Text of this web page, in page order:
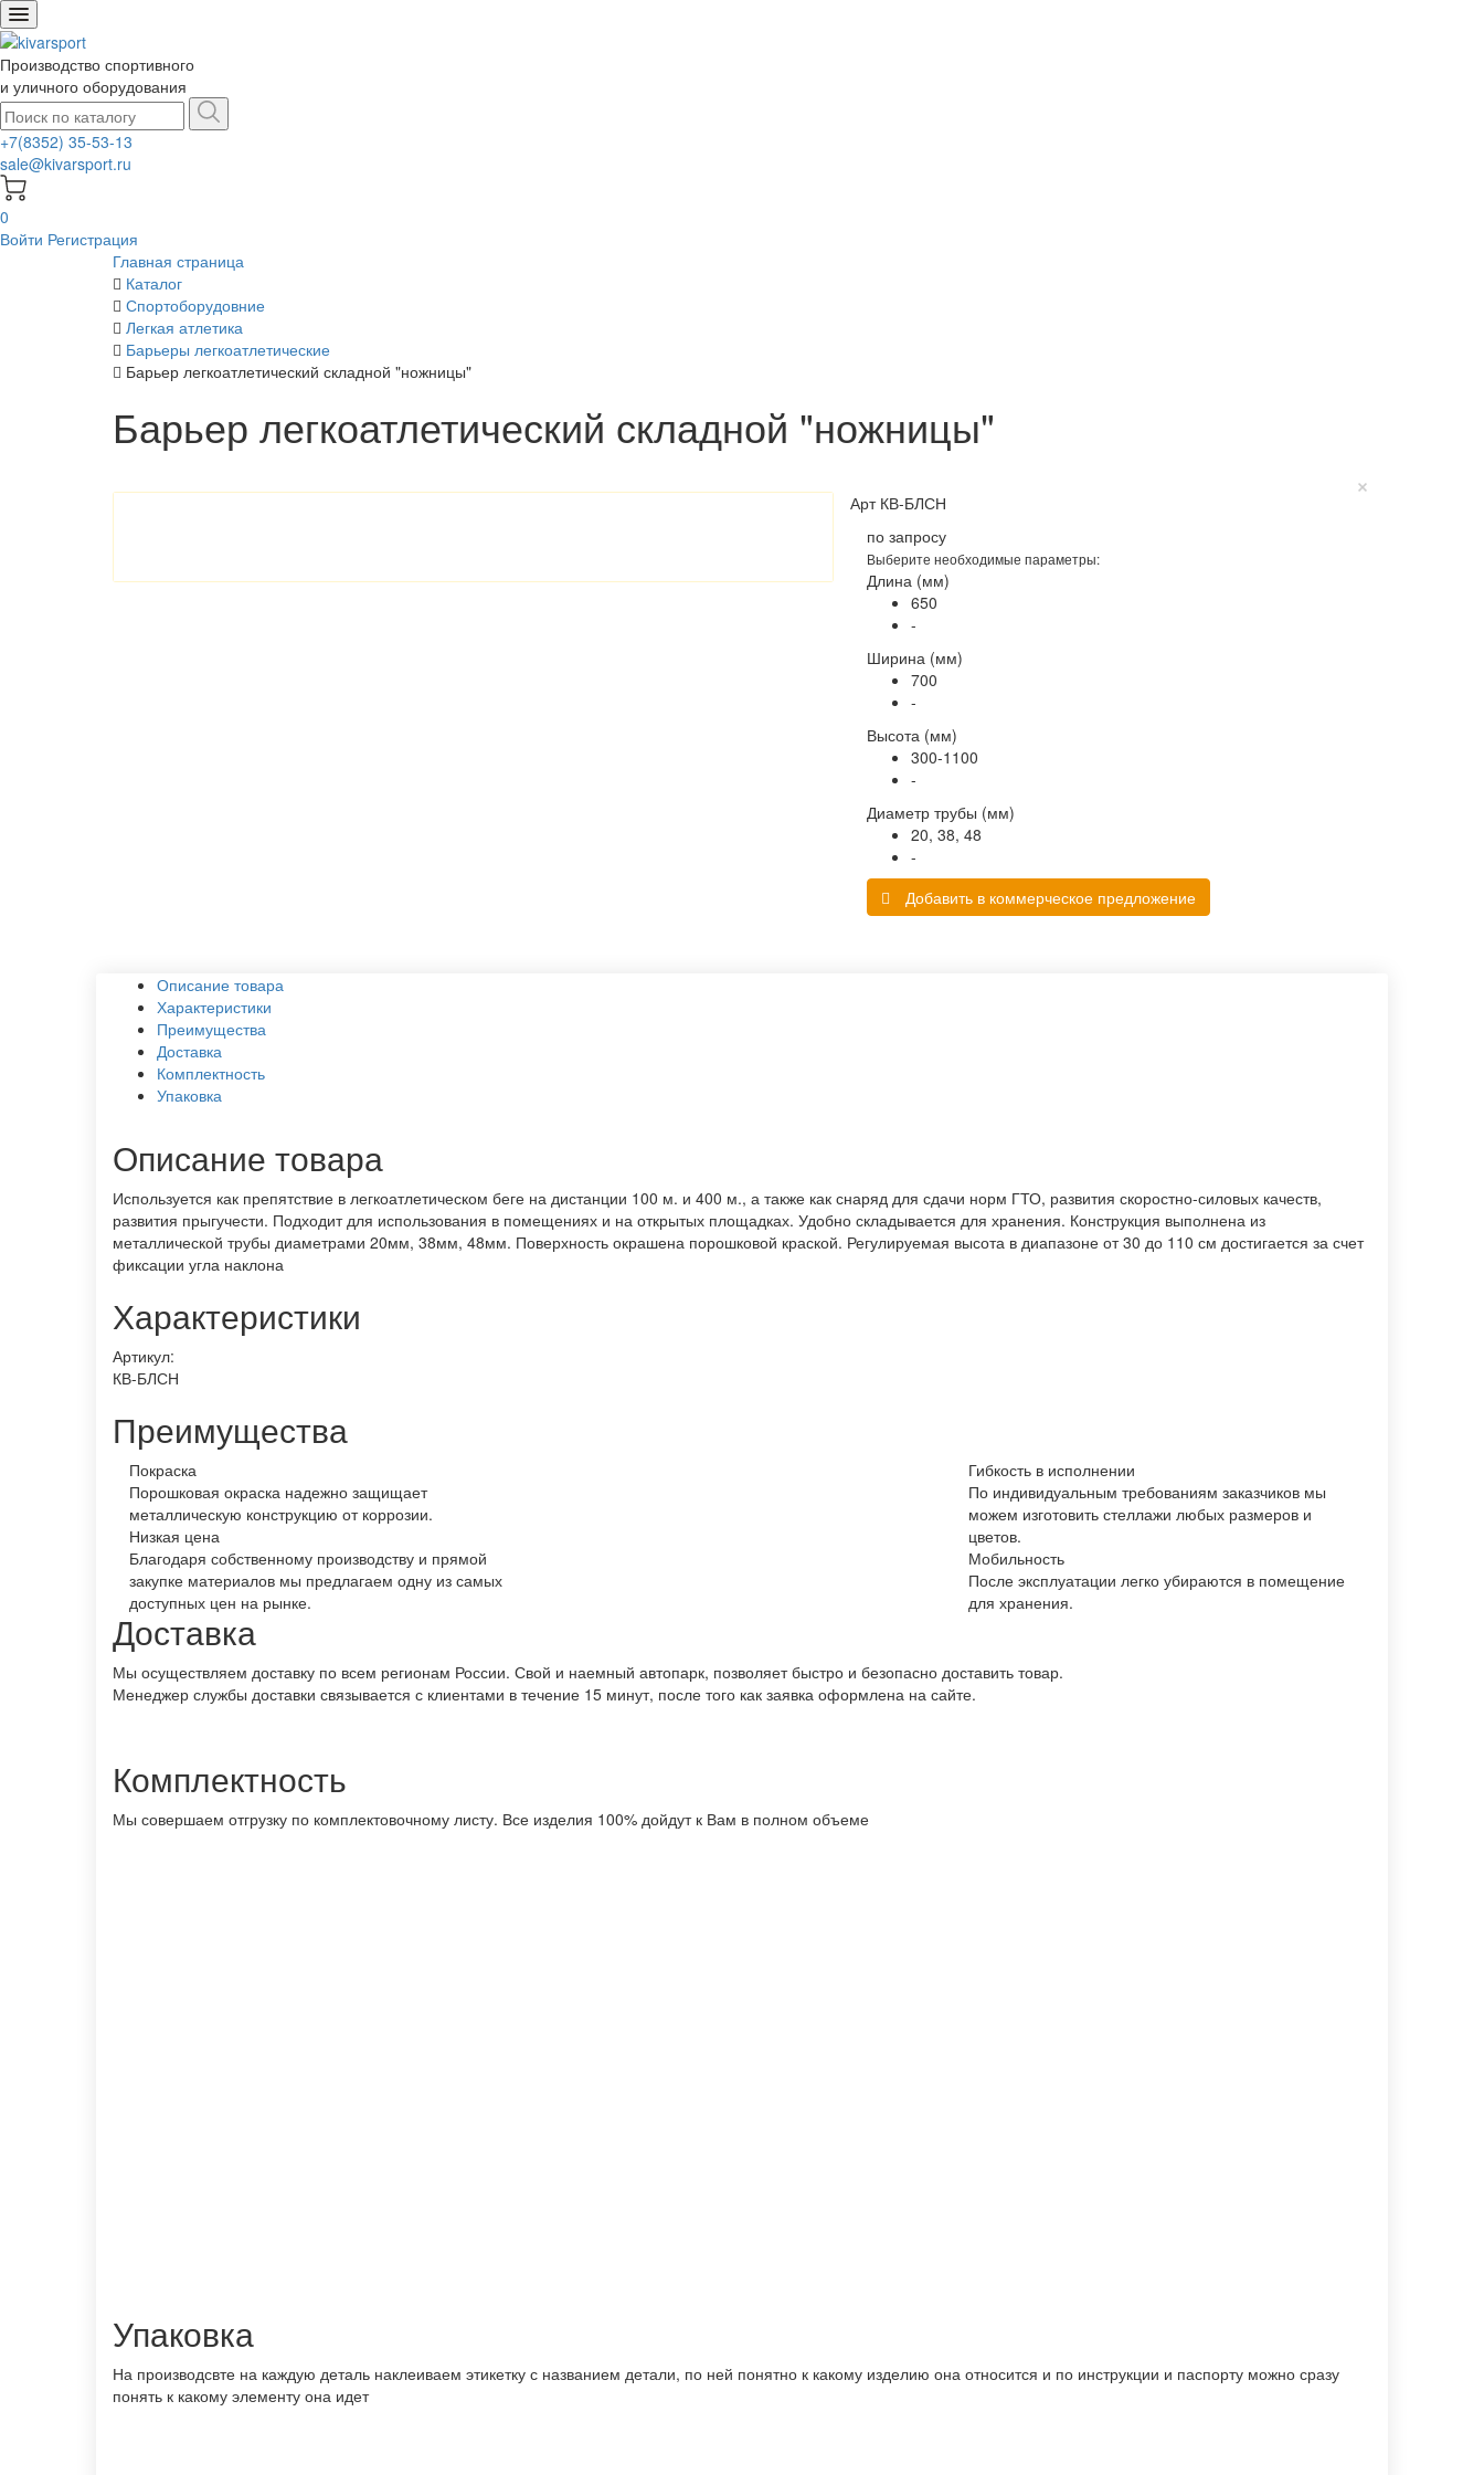
Производство спортивного
и уличного оборудования
+7(8352) 35-53-13
sale@kivarsport.ru
0
Войти Регистрация
Главная страница
Каталог
Спортоборудовние
Легкая атлетика
Барьеры легкоатлетические
Барьер легкоатлетический складной "ножницы"
Барьер легкоатлетический складной "ножницы"
Арт КВ-БЛСН
по запросу
Выберите необходимые параметры:
Длина (мм)
650
-
Ширина (мм)
700
-
Высота (мм)
300-1100
-
Диаметр трубы (мм)
20, 38, 48
-
Добавить в коммерческое предложение
Описание товара
Характеристики
Преимущества
Доставка
Комплектность
Упаковка
Описание товара
Используется как препятствие в легкоатлетическом беге на дистанции 100 м. и 400 м., а также как снаряд для сдачи норм ГТО, развития скоростно-силовых качеств,
развития прыгучести. Подходит для использования в помещениях и на открытых площадках. Удобно складывается для хранения. Конструкция выполнена из
металлической трубы диаметрами 20мм, 38мм, 48мм. Поверхность окрашена порошковой краской. Регулируемая высота в диапазоне от 30 до 110 см достигается за счет
фиксации угла наклона
Характеристики
Артикул:
КВ-БЛСН
Преимущества
Покраска
Порошковая окраска надежно защищает
металлическую конструкцию от коррозии.
Низкая цена
Благодаря собственному производству и прямой
закупке материалов мы предлагаем одну из самых
доступных цен на рынке.
Гибкость в исполнении
По индивидуальным требованиям заказчиков мы
можем изготовить стеллажи любых размеров и
цветов.
Мобильность
После эксплуатации легко убираются в помещение
для хранения.
Доставка
Мы осуществляем доставку по всем регионам России. Свой и наемный автопарк, позволяет быстро и безопасно доставить товар.
Менеджер службы доставки связывается с клиентами в течение 15 минут, после того как заявка оформлена на сайте.
Комплектность
Мы совершаем отгрузку по комплектовочному листу. Все изделия 100% дойдут к Вам в полном объеме
Упаковка
На производсвте на каждую деталь наклеиваем этикетку с названием детали, по ней понятно к какому изделию она относится и по инструкции и паспорту можно сразу
понять к какому элементу она идет